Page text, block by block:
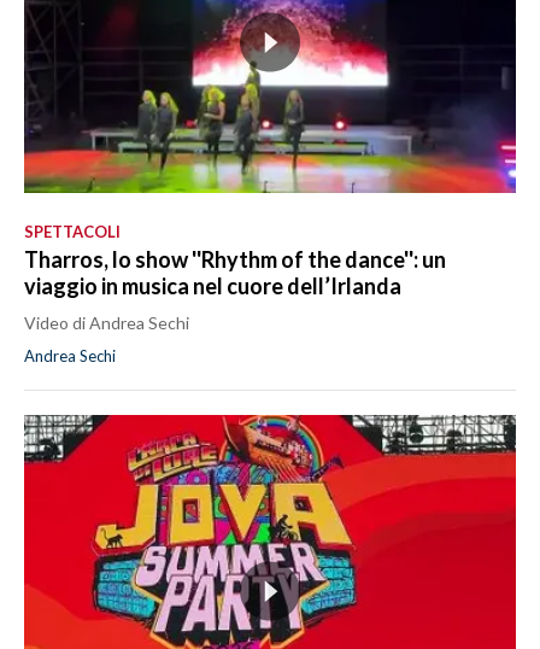
SPETTACOLI
Tharros, lo show ''Rhythm of the dance'': un
viaggio in musica nel cuore dell’Irlanda
Video di Andrea Sechi
Andrea Sechi